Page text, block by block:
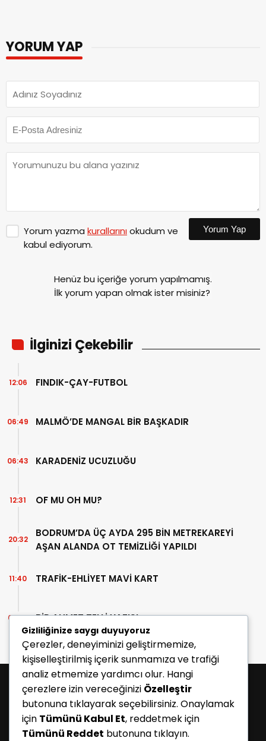
YORUM YAP
Yorum yazma kurallarınıokudum ve
kabul ediyorum.
Yorum Yap
Henüz bu içeriğe yorum yapılmamış.
İlk yorum yapan olmak ister misiniz?
İlginizi Çekebilir
FINDIK-ÇAY-FUTBOL
12:06
MALMÖ’DE MANGAL BİR BAŞKADIR
06:49
KARADENİZ UCUZLUĞU
06:43
OF MU OH MU?
12:31
BODRUM’DA ÜÇ AYDA 295 BİN METREKAREYİ
AŞAN ALANDA OT TEMİZLİĞİ YAPILDI
20:32
TRAFİK-EHLİYET MAVİ KART
11:40
BİR AHMET TELLİ YAZISI
07:30
Gizliliğinize saygı duyuyoruz
Çerezler, deneyiminizi geliştirmemize,
kişiselleştirilmiş içerik sunmamıza ve trafiği
analiz etmemize yardımcı olur. Hangi
çerezlere izin vereceğinizi Özelleştir
butonuna tıklayarak seçebilirsiniz. Onaylamak
için Tümünü Kabul Et, reddetmek için
Tümünü Reddet butonuna tıklayın.